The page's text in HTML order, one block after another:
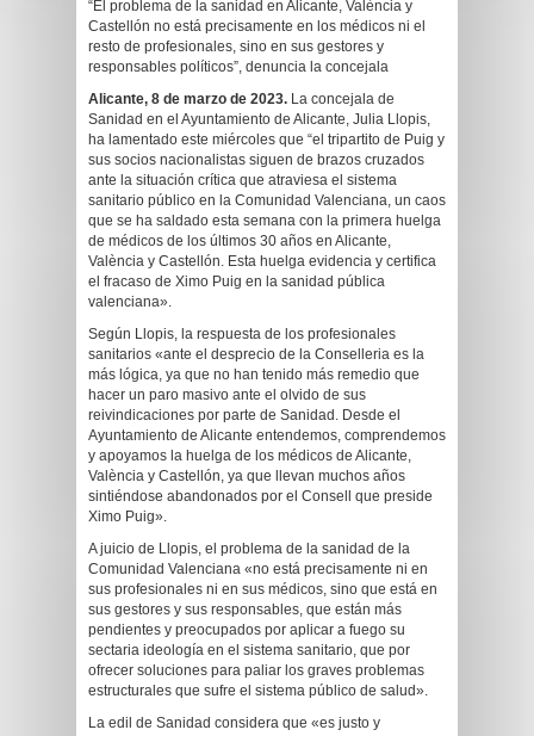
“El problema de la sanidad en Alicante, València y
Castellón no está precisamente en los médicos ni el
resto de profesionales, sino en sus gestores y
responsables políticos”, denuncia la concejala
Alicante, 8 de marzo de 2023. La concejala de
Sanidad en el Ayuntamiento de Alicante, Julia Llopis,
ha lamentado este miércoles que “el tripartito de Puig y
sus socios nacionalistas siguen de brazos cruzados
ante la situación crítica que atraviesa el sistema
sanitario público en la Comunidad Valenciana, un caos
que se ha saldado esta semana con la primera huelga
de médicos de los últimos 30 años en Alicante,
València y Castellón. Esta huelga evidencia y certifica
el fracaso de Ximo Puig en la sanidad pública
valenciana».
Según Llopis, la respuesta de los profesionales
sanitarios «ante el desprecio de la Conselleria es la
más lógica, ya que no han tenido más remedio que
hacer un paro masivo ante el olvido de sus
reivindicaciones por parte de Sanidad. Desde el
Ayuntamiento de Alicante entendemos, comprendemos
y apoyamos la huelga de los médicos de Alicante,
València y Castellón, ya que llevan muchos años
sintiéndose abandonados por el Consell que preside
Ximo Puig».
A juicio de Llopis, el problema de la sanidad de la
Comunidad Valenciana «no está precisamente ni en
sus profesionales ni en sus médicos, sino que está en
sus gestores y sus responsables, que están más
pendientes y preocupados por aplicar a fuego su
sectaria ideología en el sistema sanitario, que por
ofrecer soluciones para paliar los graves problemas
estructurales que sufre el sistema público de salud».
La edil de Sanidad considera que «es justo y